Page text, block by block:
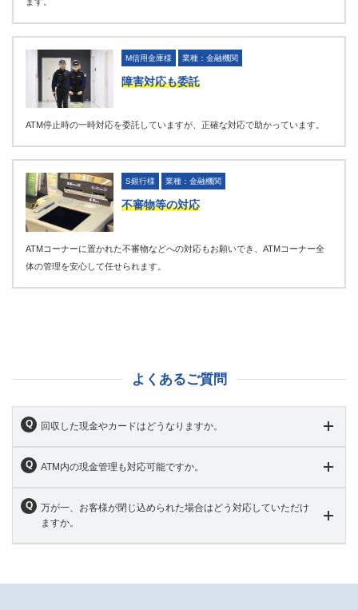
M信用金庫様 業種：金融機関
障害対応も委託
ATM停止時の一時対応を委託していますが、正確な対応で助かっています。
S銀行様 業種：金融機関
不審物等の対応
ATMコーナーに置かれた不審物などへの対応もお願いでき、ATMコーナー全
体の管理を安心して任せられます。
よくあるご質問
回収した現金やカードはどうなりますか。
ATM内の現金管理も対応可能ですか。
万が一、お客様が閉じ込められた場合はどう対応していただけ
ますか。